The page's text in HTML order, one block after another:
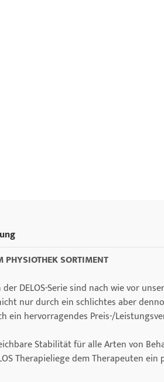
PHYSIOTHEK SORTIMENT
DELOS-Serie sind nach wie vor
nur durch ein schlichtes aber
ein hervorragendes Preis-/
Stabilität für alle Arten von
Therapieliege dem Therapeuten ein